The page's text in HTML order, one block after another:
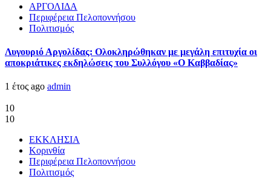
ΑΡΓΟΛΙΔΑ
Περιφέρεια Πελοποννήσου
Πολιτισμός
Λυγουριό Αργολίδας: Ολοκληρώθηκαν με μεγάλη επιτυχία οι
αποκριάτικες εκδηλώσεις του Συλλόγου «Ο Καββαδίας»
1 έτος ago admin
10
10
ΕΚΚΛΗΣΙΑ
Κορινθία
Περιφέρεια Πελοποννήσου
Πολιτισμός